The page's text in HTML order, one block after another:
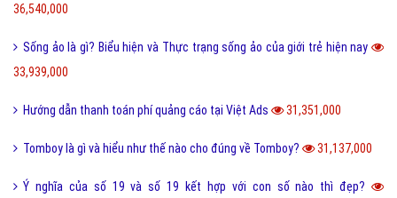
36,540,000
Sống ảo là gì? Biểu hiện và Thực trạng sống ảo của giới trẻ hiện nay
33,939,000
Hướng dẫn thanh toán phí quảng cáo tại Việt Ads 31,351,000
Tomboy là gì và hiểu như thế nào cho đúng về Tomboy? 31,137,000
Ý nghĩa của số 19 và số 19 kết hợp với con số nào thì đẹp?